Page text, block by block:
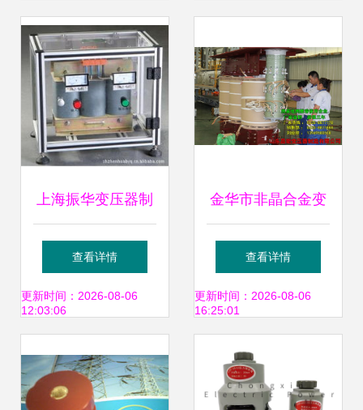
详解
上海振华变压器制
造 隔离变压器产品
系列与核心配件全
查看详情
更新时间：2026-08-06
12:03:06
金华市非晶合金变
压器厂家 技术引领
与配件供应全解析
查看详情
更新时间：2026-08-06
16:25:01